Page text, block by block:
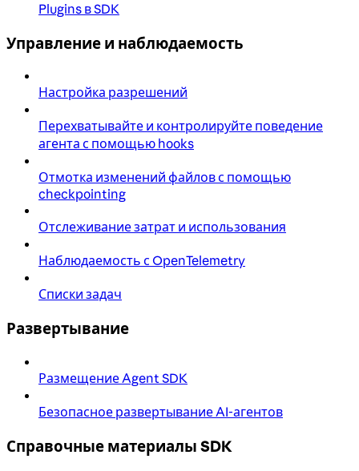
Plugins в SDK
Управление и наблюдаемость
Настройка разрешений
Перехватывайте и контролируйте поведение
агента с помощью hooks
Отмотка изменений файлов с помощью
checkpointing
Отслеживание затрат и использования
Наблюдаемость с OpenTelemetry
Списки задач
Развертывание
Размещение Agent SDK
Безопасное развертывание AI-агентов
Справочные материалы SDK